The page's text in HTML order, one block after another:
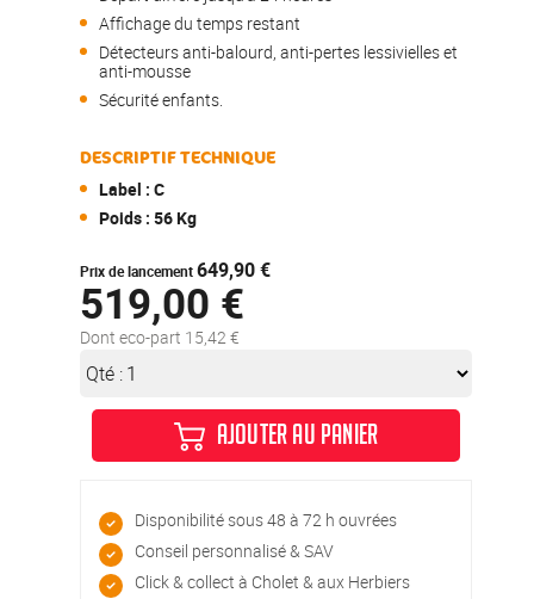
Affichage du temps restant
Détecteurs anti-balourd, anti-pertes lessivielles et
anti-mousse
Sécurité enfants.
DESCRIPTIF TECHNIQUE
Label : C
Poids : 56 Kg
Prix de lancement649,90 €
519,00 €
Dont eco-part 15,42 €
Qté :
AJOUTER AU PANIER
Disponibilité sous 48 à 72 h ouvrées
Conseil personnalisé & SAV
Click & collect à Cholet & aux Herbiers